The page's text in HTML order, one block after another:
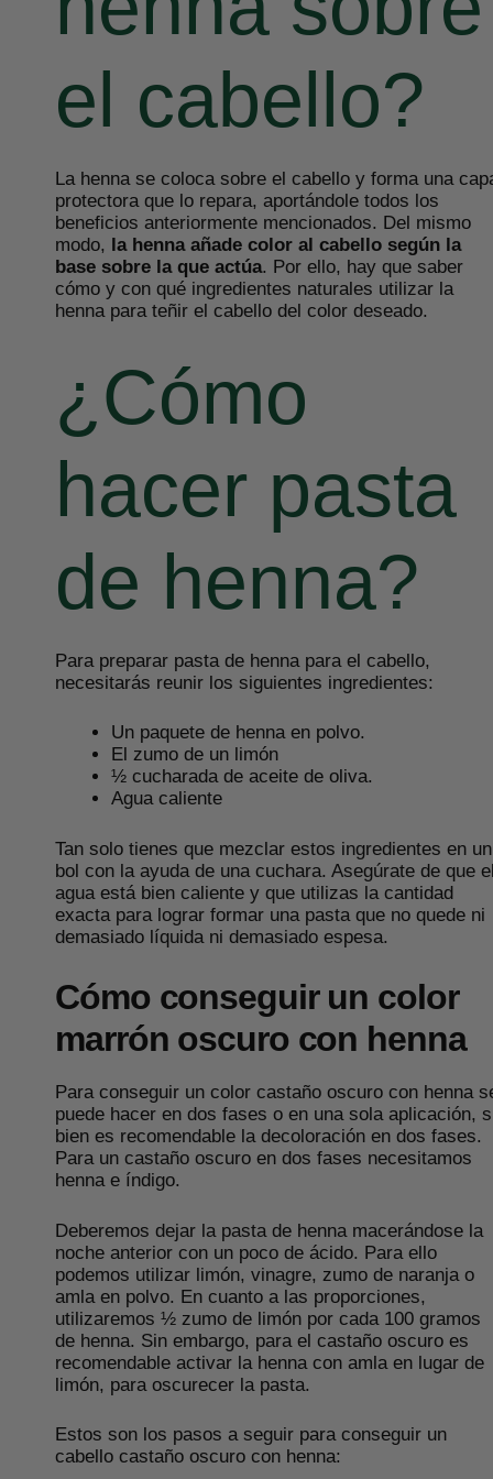
el cabello?
La henna se coloca sobre el cabello y forma una
protectora que lo repara, aportándole todos los
beneficios anteriormente mencionados. Del mismo
modo, la henna añade color al cabello según la
base sobre la que actúa. Por ello, hay que saber
cómo y con qué ingredientes naturales utilizar la
henna para teñir el cabello del color deseado.
¿Cómo
hacer pasta
de henna?
Para preparar pasta de henna para el cabello,
necesitarás reunir los siguientes ingredientes:
Un paquete de henna en polvo.
El zumo de un limón
½ cucharada de aceite de oliva.
Agua caliente
Tan solo tienes que mezclar estos ingredientes en un
bol con la ayuda de una cuchara. Asegúrate de que
agua está bien caliente y que utilizas la cantidad
exacta para lograr formar una pasta que no quede ni
demasiado líquida ni demasiado espesa.
Cómo conseguir un color
marrón oscuro con henna
Para conseguir un color castaño oscuro con henna
puede hacer en dos fases o en una sola aplicación,
bien es recomendable la decoloración en dos fases.
Para un castaño oscuro en dos fases necesitamos
henna e índigo.
Deberemos dejar la pasta de henna macerándose la
noche anterior con un poco de ácido. Para ello
podemos utilizar limón, vinagre, zumo de naranja o
amla en polvo. En cuanto a las proporciones,
utilizaremos ½ zumo de limón por cada 100 gramos
de henna. Sin embargo, para el castaño oscuro es
recomendable activar la henna con amla en lugar de
limón, para oscurecer la pasta.
Estos son los pasos a seguir para conseguir un
cabello castaño oscuro con henna: